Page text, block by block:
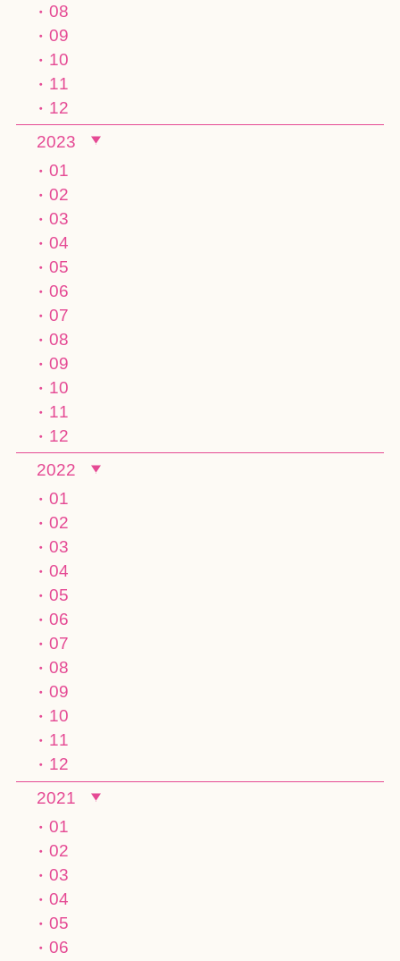
08
09
10
11
12
2023
01
02
03
04
05
06
07
08
09
10
11
12
2022
01
02
03
04
05
06
07
08
09
10
11
12
2021
01
02
03
04
05
06